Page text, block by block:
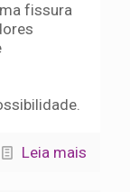
fissura
Leia mais